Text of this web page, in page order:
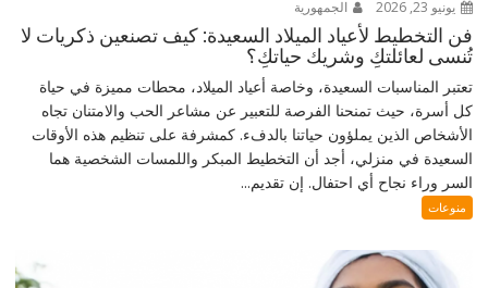
يونيو 23, 2026 الجمهورية
فن التخطيط لأعياد الميلاد السعيدة: كيف تصنعين ذكريات لا
تُنسى لعائلتكِ وشريك حياتكِ؟
تعتبر المناسبات السعيدة، وخاصة أعياد الميلاد، محطات مميزة في حياة
كل أسرة، حيث تمنحنا الفرصة للتعبير عن مشاعر الحب والامتنان تجاه
الأشخاص الذين يملؤون حياتنا بالدفء. كمشرفة على تنظيم هذه الأوقات
السعيدة في منزلي، أجد أن التخطيط المبكر واللمسات الشخصية هما
السر وراء نجاح أي احتفال. إن تقديم...
منوعات